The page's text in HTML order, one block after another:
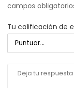
campos
Tu calificación de